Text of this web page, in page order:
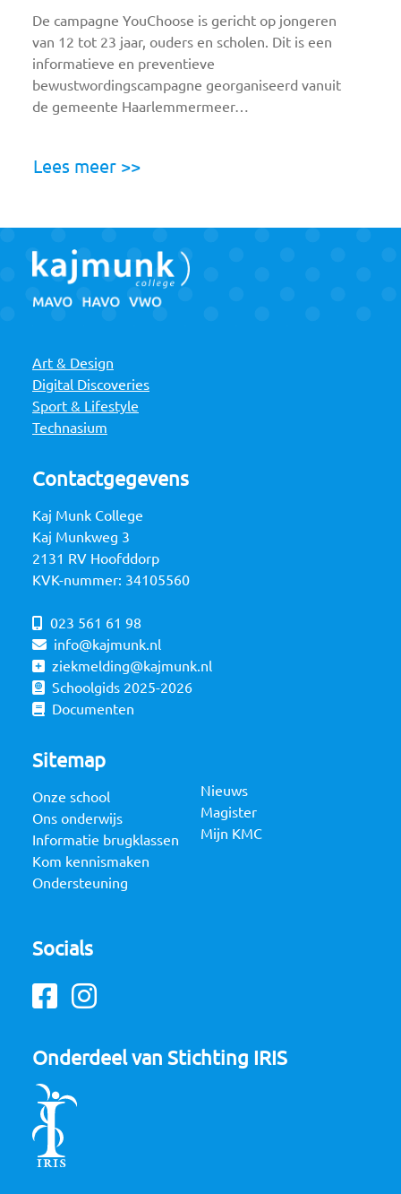
De campagne YouChoose is gericht op jongeren
van 12 tot 23 jaar, ouders en scholen. Dit is een
informatieve en preventieve
bewustwordingscampagne georganiseerd vanuit
de gemeente Haarlemmermeer…
Lees meer >>
Art & Design
Digital Discoveries
Sport & Lifestyle
Technasium
Contactgegevens
Kaj Munk College
Kaj Munkweg 3
2131 RV Hoofddorp
KVK-nummer: 34105560
023 561 61 98
info@kajmunk.nl
ziekmelding@kajmunk.nl
Schoolgids 2025-2026
Documenten
Sitemap
Onze school
Ons onderwijs
Informatie brugklassen
Kom kennismaken
Ondersteuning
Nieuws
Magister
Mijn KMC
Socials
Facebook
Instagram
Onderdeel van Stichting IRIS